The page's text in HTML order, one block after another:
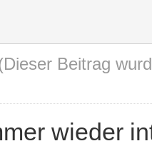
Beitrag
wieder